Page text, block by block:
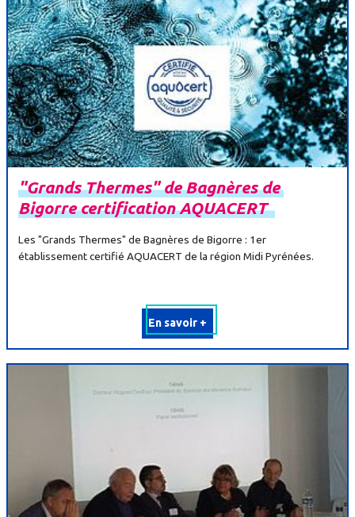
"GrandsThermes"deBagnèresde
BigorrecertificationAQUACERT
Les "Grands Thermes" de Bagnères de Bigorre : 1er
établissement certifié AQUACERT de la région Midi Pyrénées.
En savoir +